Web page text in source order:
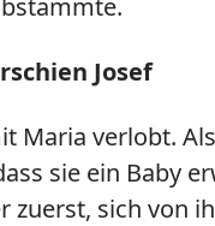
Josef
Maria verlobt.
sie ein Baby
zuerst, sich von